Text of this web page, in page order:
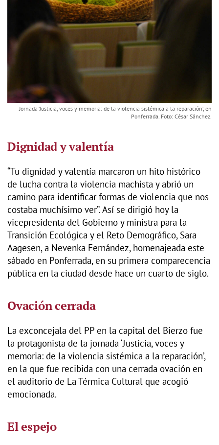
Jornada ‘Justicia, voces y memoria: de la violencia sistémica a la reparación’, en
Ponferrada. Foto: César Sánchez.
Dignidad y valentía
“Tu dignidad y valentía marcaron un hito histórico
de lucha contra la violencia machista y abrió un
camino para identificar formas de violencia que nos
costaba muchísimo ver”. Así se dirigió hoy la
vicepresidenta del Gobierno y ministra para la
Transición Ecológica y el Reto Demográfico, Sara
Aagesen, a Nevenka Fernández, homenajeada este
sábado en Ponferrada, en su primera comparecencia
pública en la ciudad desde hace un cuarto de siglo.
Ovación cerrada
La exconcejala del PP en la capital del Bierzo fue
la protagonista de la jornada ‘Justicia, voces y
memoria: de la violencia sistémica a la reparación’,
en la que fue recibida con una cerrada ovación en
el auditorio de La Térmica Cultural que acogió
emocionada.
El espejo